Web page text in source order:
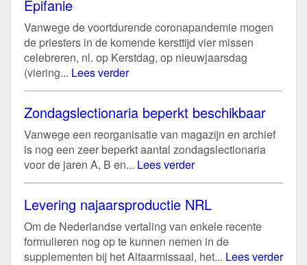
Epifanie
Vanwege de voortdurende coronapandemie mogen
de priesters in de komende kersttijd vier missen
celebreren, nl. op Kerstdag, op nieuwjaarsdag
(viering... Lees verder
Zondagslectionaria beperkt beschikbaar
Vanwege een reorganisatie van magazijn en archief
is nog een zeer beperkt aantal zondagslectionaria
voor de jaren A, B en... Lees verder
Levering najaarsproductie NRL
Om de Nederlandse vertaling van enkele recente
formulieren nog op te kunnen nemen in de
supplementen bij het Altaarmissaal, het... Lees verder